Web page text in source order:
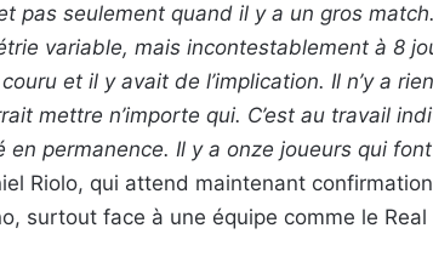
pas seulement quand il y a un gros match.
variable, mais incontestablement à 8
et il y avait de l’implication. Il n’y a
mettre n’importe qui. C’est au travail
en permanence. Il y a onze joueurs qui
Riolo, qui attend maintenant
surtout face à une équipe comme le